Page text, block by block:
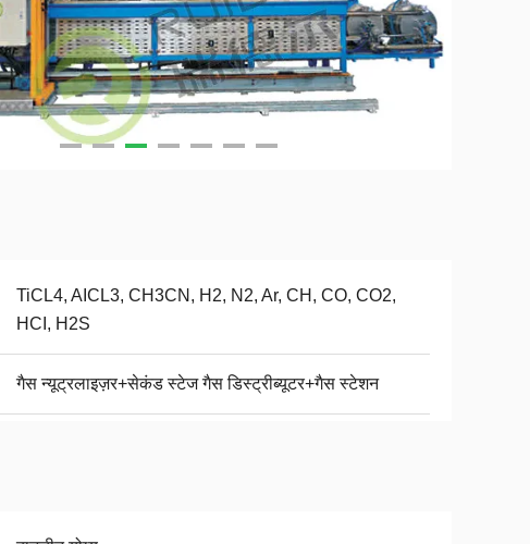
TiCL4, AICL3, CH3CN, H2, N2, Ar, CH, CO, CO2,
HCI, H2S
गैस न्यूट्रलाइज़र+सेकंड स्टेज गैस डिस्ट्रीब्यूटर+गैस स्टेशन